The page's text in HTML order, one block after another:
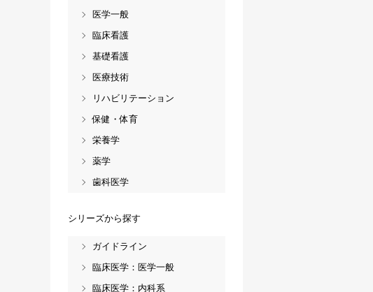
医学一般
臨床看護
基礎看護
医療技術
リハビリテーション
保健・体育
栄養学
薬学
歯科医学
シリーズから探す
ガイドライン
臨床医学：医学一般
臨床医学：内科系